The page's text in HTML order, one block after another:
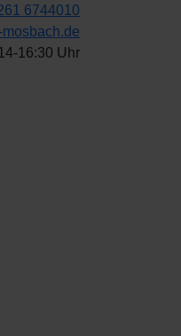
6744010
16:30 Uhr